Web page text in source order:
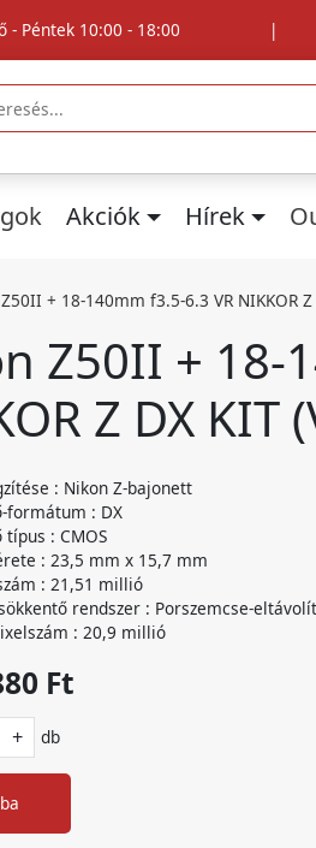
Péntek 10:00 - 18:00 |
Akciók Hírek
+ 18-140mm f3.5-6.3 VR NIKKOR
Z50II + 18-
Z DX KIT
: Nikon Z-bajonett
formátum : DX
típus : CMOS
: 23,5 mm x 15,7 mm
: 21,51 millió
rendszer : Porszemcse-
: 20,9 millió
Ft
+ db